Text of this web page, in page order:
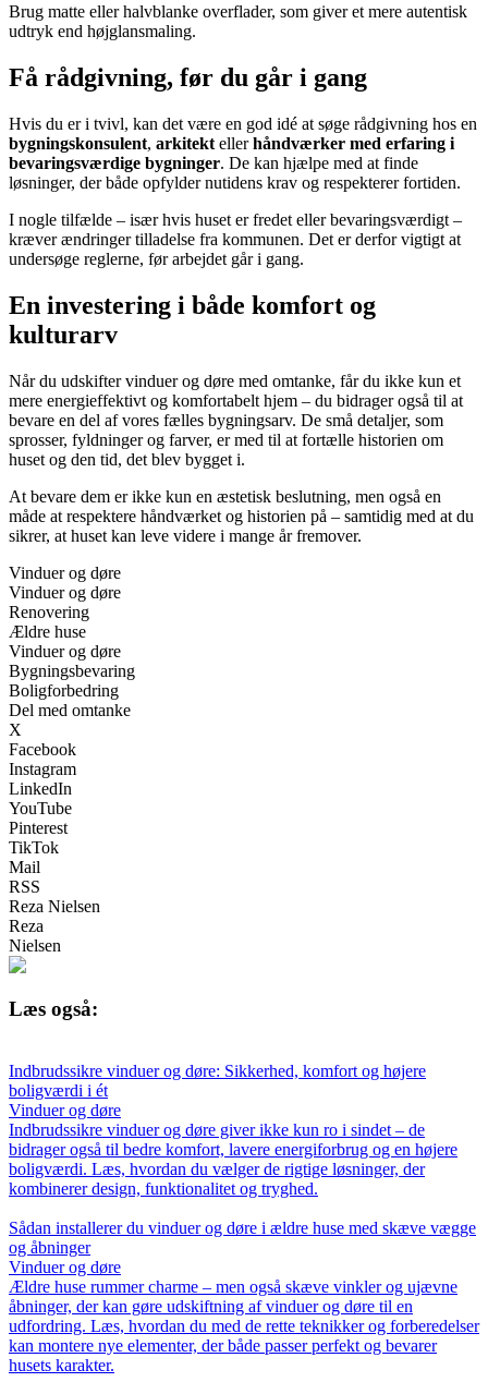
Brug matte eller halvblanke overflader, som giver et mere autentisk
udtryk end højglansmaling.
Få rådgivning, før du går i gang
Hvis du er i tvivl, kan det være en god idé at søge rådgivning hos en
bygningskonsulent, arkitekt ellerhåndværker med erfaring i
bevaringsværdige bygninger. De kan hjælpe med at finde
løsninger, der både opfylder nutidens krav og respekterer fortiden.
I nogle tilfælde – især hvis huset er fredet eller bevaringsværdigt –
kræver ændringer tilladelse fra kommunen. Det er derfor vigtigt at
undersøge reglerne, før arbejdet går i gang.
En investering i både komfort og
kulturarv
Når du udskifter vinduer og døre med omtanke, får du ikke kun et
mere energieffektivt og komfortabelt hjem – du bidrager også til at
bevare en del af vores fælles bygningsarv. De små detaljer, som
sprosser, fyldninger og farver, er med til at fortælle historien om
huset og den tid, det blev bygget i.
At bevare dem er ikke kun en æstetisk beslutning, men også en
måde at respektere håndværket og historien på – samtidig med at du
sikrer, at huset kan leve videre i mange år fremover.
Vinduer og døre
Vinduer og døre
Renovering
Ældre huse
Vinduer og døre
Bygningsbevaring
Boligforbedring
Del med omtanke
X
Facebook
Instagram
LinkedIn
YouTube
Pinterest
TikTok
Mail
RSS
Reza Nielsen
Reza
Nielsen
Læs også:
Indbrudssikre vinduer og døre: Sikkerhed, komfort og højere
boligværdi i ét
Vinduer og døre
Indbrudssikre vinduer og døre giver ikke kun ro i sindet – de
bidrager også til bedre komfort, lavere energiforbrug og en højere
boligværdi. Læs, hvordan du vælger de rigtige løsninger, der
kombinerer design, funktionalitet og tryghed.
Sådan installerer du vinduer og døre i ældre huse med skæve vægge
og åbninger
Vinduer og døre
Ældre huse rummer charme – men også skæve vinkler og ujævne
åbninger, der kan gøre udskiftning af vinduer og døre til en
udfordring. Læs, hvordan du med de rette teknikker og forberedelser
kan montere nye elementer, der både passer perfekt og bevarer
husets karakter.